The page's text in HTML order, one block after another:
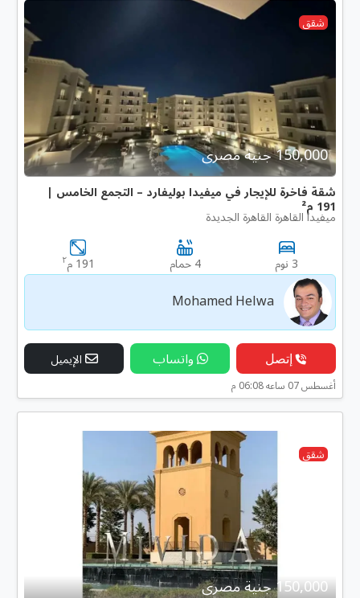
شقق
150,000 جنية مصرى
شقة فاخرة للإيجار في ميفيدا بوليفارد – التجمع الخامس |
191 م²
ميفيدا القاهرة القاهرة الجديدة
3 نوم 4 حمام 191 م ٢
Mohamed Helwa
إتصل واتساب الإيميل
أغسطس 07 ساعه 06:08 م
شقق
150,000 جنية مصرى